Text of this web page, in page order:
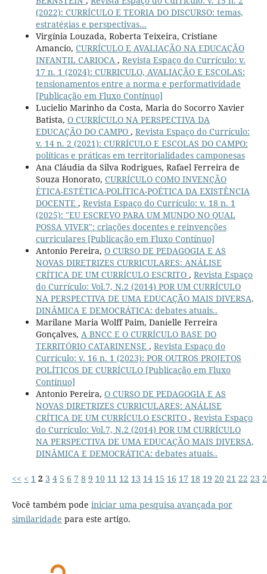
(2022): CURRÍCULO E TEORIA DO DISCURSO: temas,
estratégias e perspectivas...
Virgínia Louzada, Roberta Teixeira, Cristiane
Amancio, CURRÍCULO E AVALIAÇÃO NA EDUCAÇÃO
INFANTIL CARIOCA , Revista Espaço do Currículo: v.
17 n. 1 (2024): CURRICULO, AVALIAÇÃO E ESCOLAS:
tensionamentos entre a norma e performatividade
[Publicação em Fluxo Contínuo]
Lucielio Marinho da Costa, Maria do Socorro Xavier
Batista, O CURRÍCULO NA PERSPECTIVA DA
EDUCAÇÃO DO CAMPO , Revista Espaço do Currículo:
v. 14 n. 2 (2021): CURRÍCULO E ESCOLAS DO CAMPO:
políticas e práticas em territorialidades camponesas
Ana Cláudia da Silva Rodrigues, Rafael Ferreira de
Souza Honorato, CURRÍCULO COMO INVENÇÃO
ÉTICA-ESTÉTICA-POLÍTICA-POÉTICA DA EXISTÊNCIA
DOCENTE , Revista Espaço do Currículo: v. 18 n. 1
(2025): "EU ESCREVO PARA UM MUNDO NO QUAL
POSSA VIVER": criações docentes e reinvenções
curriculares [Publicação em Fluxo Contínuo]
Antonio Pereira, O CURSO DE PEDAGOGIA E AS
NOVAS DIRETRIZES CURRICULARES: ANÁLISE
CRÍTICA DE UM CURRÍCULO ESCRITO , Revista Espaço
do Currículo: Vol.7, N.2 (2014) POR UM CURRÍCULO
NA PERSPECTIVA DE UMA EDUCAÇÃO MAIS DIVERSA,
DINÂMICA E DEMOCRÁTICA: debates atuais..
Marilane Maria Wolff Paim, Danielle Ferreira
Gonçalves, A BNCC E O CURRÍCULO BASE DO
TERRITÓRIO CATARINENSE , Revista Espaço do
Currículo: v. 16 n. 1 (2023): POR OUTROS PROJETOS
POLÍTICOS DE CURRÍCULO [Publicação em Fluxo
Contínuo]
Antonio Pereira, O CURSO DE PEDAGOGIA E AS
NOVAS DIRETRIZES CURRICULARES: ANÁLISE
CRÍTICA DE UM CURRÍCULO ESCRITO , Revista Espaço
do Currículo: Vol.7, N.2 (2014) POR UM CURRÍCULO
NA PERSPECTIVA DE UMA EDUCAÇÃO MAIS DIVERSA,
DINÂMICA E DEMOCRÁTICA: debates atuais..
<< < 1 2 3 4 5 6 7 8 9 10 11 12 13 14 15 16 17 18 19 20 21 22 23
Você também pode iniciar uma pesquisa avançada por
similaridade para este artigo.